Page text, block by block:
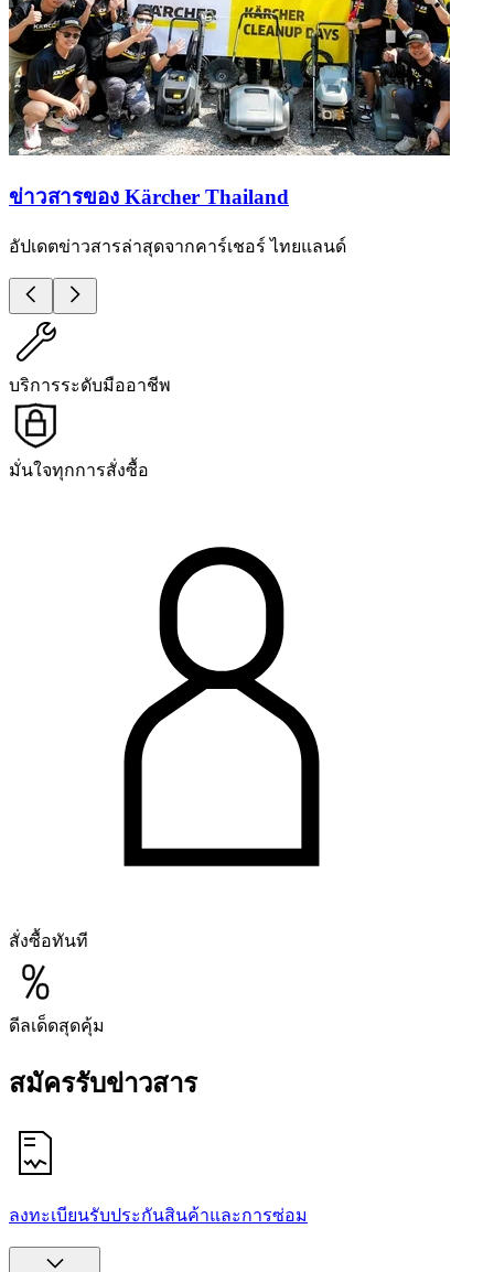
ข่าวสารของ Kärcher Thailand
อัปเดตข่าวสารล่าสุดจากคาร์เชอร์ ไทยแลนด์
บริการระดับมืออาชีพ
มั่นใจทุกการสั่งซื้อ
สั่งซื้อทันที
ดีลเด็ดสุดคุ้ม
สมัครรับข่าวสาร
ลงทะเบียนรับประกันสินค้าและการซ่อม